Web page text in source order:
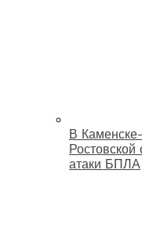
В
Ростовской
атаки БПЛА